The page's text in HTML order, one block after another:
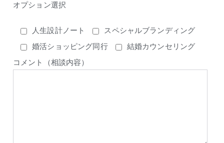
オプション選択
人生設計ノート
スペシャルブランディング
婚活ショッピング同行
結婚カウンセリング
コメント（相談内容）